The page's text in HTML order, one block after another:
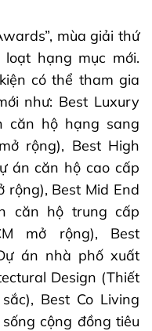
mùa giải thứ
hạng mục mới.
có thể tham gia
như: Best Luxury
căn hộ hạng sang
rộng), Best High
án căn hộ cao cấp
rộng), Best Mid End
căn hộ trung cấp
mở rộng), Best
án nhà phố xuất
Design (Thiết
Best Co Living
cộng đồng tiêu